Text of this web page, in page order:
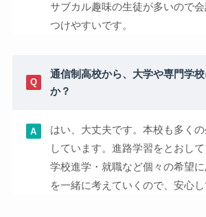
サブカル趣味の生徒が多いので
つけやすいです。
通信制高校から、大学や専門学
か？
はい、大丈夫です。本校も多く
しています。進路学習をとおし
学校進学・就職など個々の希望
を一緒に考えていくので、安心し